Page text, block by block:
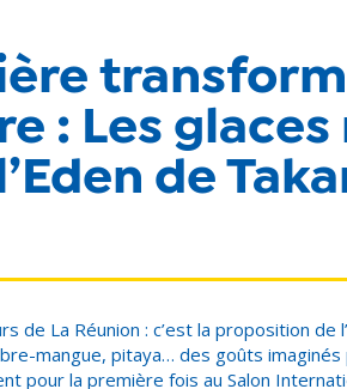
: Les glaces
de
de La Réunion : c’est la proposition de
mangue, pitaya… des goûts
pour la première fois au Salon